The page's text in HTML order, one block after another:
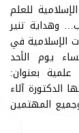
للعلم
وهداية تنير
الإسلامية في
يوم الأحد
نوفمبر 2025 محاضرة علمية بعنوان:
الدكتورة آلاء
المهتمين